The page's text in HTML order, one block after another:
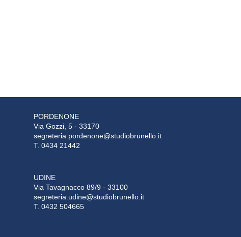
PORDENONE
Via Gozzi, 5 - 33170
segreteria.pordenone@studiobrunello.it
T. 0434 21442
UDINE
Via Tavagnacco 89/9 - 33100
segreteria.udine@studiobrunello.it
T. 0432 504665